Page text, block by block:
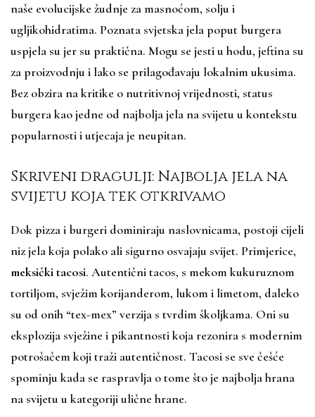
naše evolucijske žudnje za masnoćom, solju i
ugljikohidratima. Poznata svjetska jela poput burgera
uspjela su jer su praktična. Mogu se jesti u hodu, jeftina su
za proizvodnju i lako se prilagođavaju lokalnim ukusima.
Bez obzira na kritike o nutritivnoj vrijednosti, status
burgera kao jedne od najbolja jela na svijetu u kontekstu
popularnosti i utjecaja je neupitan.
Skriveni dragulji: Najbolja jela na
svijetu koja tek otkrivamo
Dok pizza i burgeri dominiraju naslovnicama, postoji cijeli
niz jela koja polako ali sigurno osvajaju svijet. Primjerice,
meksički tacosi. Autentični tacos, s mekom kukuruznom
tortiljom, svježim korijanderom, lukom i limetom, daleko
su od onih “tex-mex” verzija s tvrdim školjkama. Oni su
eksplozija svježine i pikantnosti koja rezonira s modernim
potrošačem koji traži autentičnost. Tacosi se sve češće
spominju kada se raspravlja o tome što je najbolja hrana
na svijetu u kategoriji ulične hrane.